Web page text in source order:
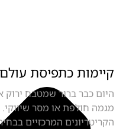
קיימות כתפיסת
היום כבר ברור שמטבח
מגמה חולפת או מסר
הקריטריונים המרכזיים